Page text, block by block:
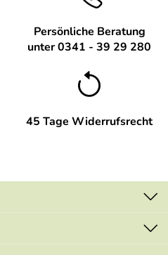
Persönliche Beratung
unter 0341 - 39 29 280
45 Tage Widerrufsrecht